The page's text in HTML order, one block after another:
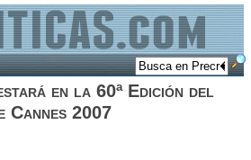
en la 60ª Edición del
Cannes 2007